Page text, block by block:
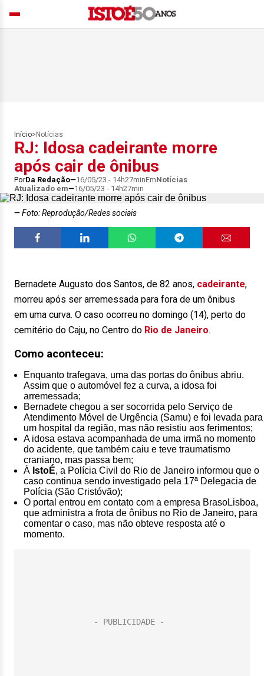
Início> Notícias
RJ: Idosa cadeirante morre
após cair de ônibus
PorDa Redação 16/05/23 - 14h27minEmNotícias
Atualizado em
16/05/23 - 14h27min
Foto: Reprodução/Redes sociais
Bernadete Augusto dos Santos, de 82 anos, cadeirante,
morreu após ser arremessada para fora de um ônibus
em uma curva. O caso ocorreu no domingo (14), perto do
cemitério do Caju, no Centro do Rio de Janeiro.
Como aconteceu:
Enquanto trafegava, uma das portas do ônibus abriu.
Assim que o automóvel fez a curva, a idosa foi
arremessada;
Bernadete chegou a ser socorrida pelo Serviço de
Atendimento Móvel de Urgência (Samu) e foi levada para
um hospital da região, mas não resistiu aos ferimentos;
A idosa estava acompanhada de uma irmã no momento
do acidente, que também caiu e teve traumatismo
craniano, mas passa bem;
À IstoÉ, a Polícia Civil do Rio de Janeiro informou que o
caso continua sendo investigado pela 17ª Delegacia de
Polícia (São Cristóvão);
O portal entrou em contato com a empresa BrasoLisboa,
que administra a frota de ônibus no Rio de Janeiro, para
comentar o caso, mas não obteve resposta até o
momento.